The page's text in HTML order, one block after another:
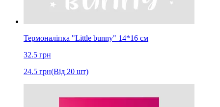
Термоналіпка "Little bunny" 14*16 см
32.5 грн
24.5 грн(Від 20 шт)